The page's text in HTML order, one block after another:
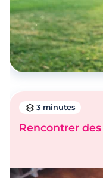
Rencontre à
3 minutes
Rencontrer